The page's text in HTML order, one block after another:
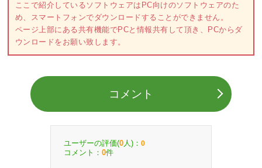
ここで紹介しているソフトウェアはPC向けのソフトウェアのた
め、スマートフォンでダウンロードすることができません。
ページ上部にある共有機能でPCと情報共有して頂き、PCからダ
ウンロードをお願い致します。
コメント
ユーザーの評価(0 人)： 0
コメント： 0件